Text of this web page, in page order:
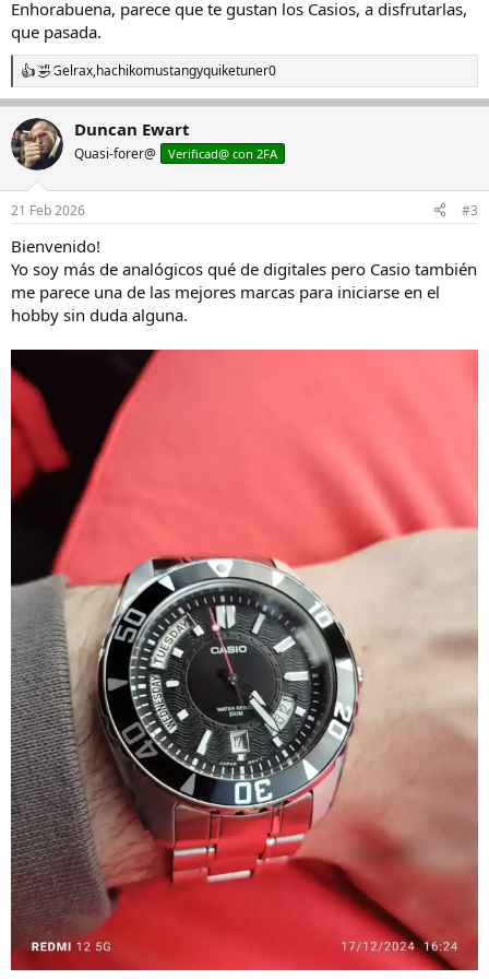
:
Enhorabuena, parece que te gustan los Casios, a disfrutarlas,
que pasada.
R
e
c
c
i
e
:
Gelrax,hachikomustangyquiketuner0
Duncan Ewart
Quasi-forer@ Verificad@ con 2FA
21 Feb 2026 #3
Bienvenido!
Yo soy más de analógicos qué de digitales pero Casio también
me parece una de las mejores marcas para iniciarse en el
hobby sin duda alguna.